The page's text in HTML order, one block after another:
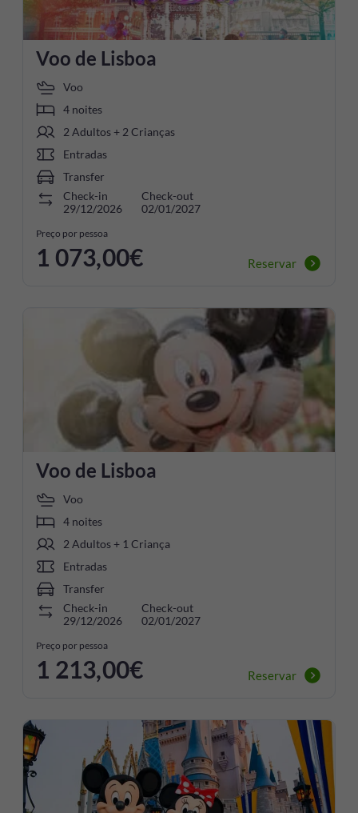
Voo de Lisboa
Voo
4 noites
2 Adultos + 2 Crianças
Entradas
Transfer
Check-in
29/12/2026
Check-out
02/01/2027
Preço por pessoa
1 073,00€ Reservar
Voo de Lisboa
Voo
4 noites
2 Adultos + 1 Criança
Entradas
Transfer
Check-in
29/12/2026
Check-out
02/01/2027
Preço por pessoa
1 213,00€ Reservar